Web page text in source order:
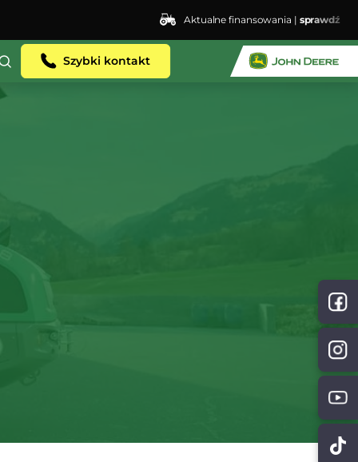
Aktualne finansowania |sprawdź
Szybki kontakt